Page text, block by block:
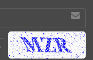
آدرس